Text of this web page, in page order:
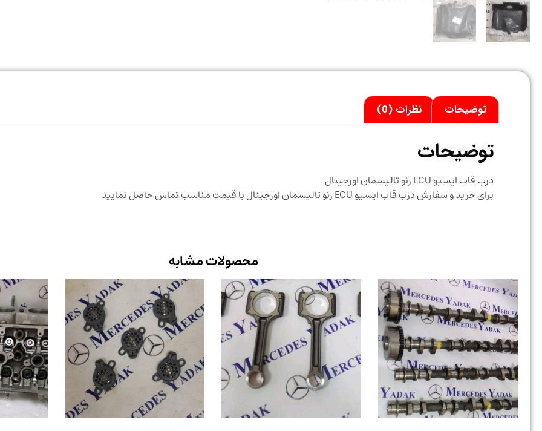
توضیحات نظرات (0)
توضیحات
درب قاب ایسیو ECU رنو تالیسمان اورجینال
برای خرید و سفارش درب قاب ایسیو ECU رنو تالیسمان اورجینال با قیمت مناسب تماس حاصل نمایید
محصولات مشابه